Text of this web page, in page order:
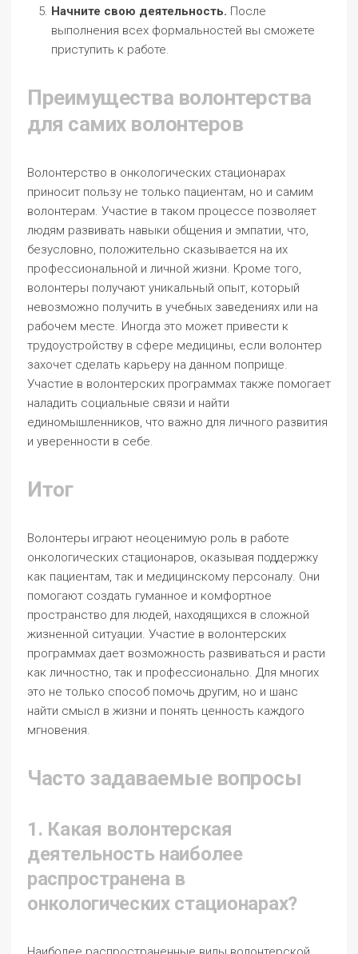
Начните свою деятельность. После
выполнения всех формальностей вы сможете
приступить к работе.
Преимущества волонтерства
для самих волонтеров
Волонтерство в онкологических стационарах
приносит пользу не только пациентам, но и самим
волонтерам. Участие в таком процессе позволяет
людям развивать навыки общения и эмпатии, что,
безусловно, положительно сказывается на их
профессиональной и личной жизни. Кроме того,
волонтеры получают уникальный опыт, который
невозможно получить в учебных заведениях или на
рабочем месте. Иногда это может привести к
трудоустройству в сфере медицины, если волонтер
захочет сделать карьеру на данном поприще.
Участие в волонтерских программах также помогает
наладить социальные связи и найти
единомышленников, что важно для личного развития
и уверенности в себе.
Итог
Волонтеры играют неоценимую роль в работе
онкологических стационаров, оказывая поддержку
как пациентам, так и медицинскому персоналу. Они
помогают создать гуманное и комфортное
пространство для людей, находящихся в сложной
жизненной ситуации. Участие в волонтерских
программах дает возможность развиваться и расти
как личностно, так и профессионально. Для многих
это не только способ помочь другим, но и шанс
найти смысл в жизни и понять ценность каждого
мгновения.
Часто задаваемые вопросы
1. Какая волонтерская
деятельность наиболее
распространена в
онкологических стационарах?